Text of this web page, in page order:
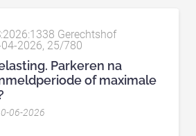
Gerechtshof
2026, 25/780
Parkeren na
of maximale
06-2026